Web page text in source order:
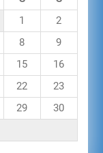
1
2
8
9
15
16
22
23
29
30